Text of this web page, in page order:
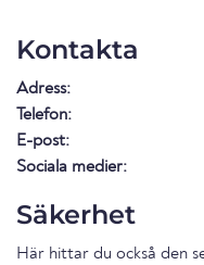
Kontakta
Adress:
Telefon:
E-post:
Sociala medier:
Säkerhet
Här hittar du också den